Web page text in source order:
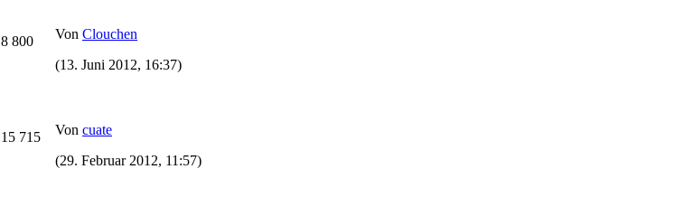
8 800 Von Clouchen
(13. Juni 2012, 16:37)
15 715 Von cuate
(29. Februar 2012, 11:57)